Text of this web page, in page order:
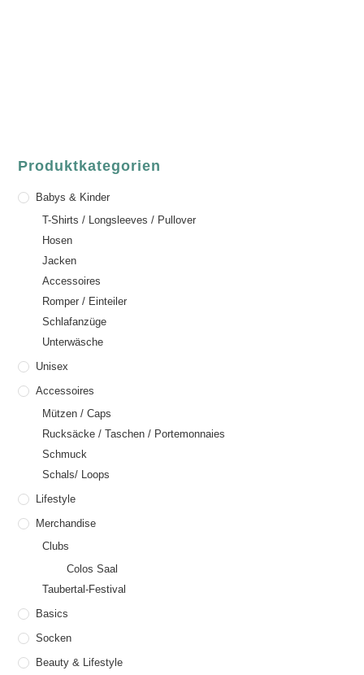
Produktkategorien
Babys & Kinder
T-Shirts / Longsleeves / Pullover
Hosen
Jacken
Accessoires
Romper / Einteiler
Schlafanzüge
Unterwäsche
Unisex
Accessoires
Mützen / Caps
Rucksäcke / Taschen / Portemonnaies
Schmuck
Schals/ Loops
Lifestyle
Merchandise
Clubs
Colos Saal
Taubertal-Festival
Basics
Socken
Beauty & Lifestyle